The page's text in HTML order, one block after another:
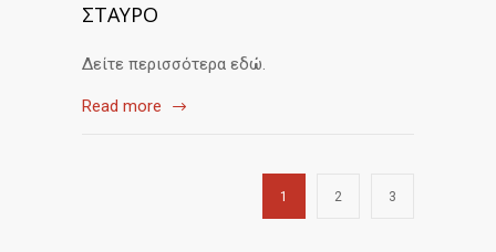
ΣΤΑΥΡΟ
Δείτε περισσότερα εδώ.
Read more
1 2 3